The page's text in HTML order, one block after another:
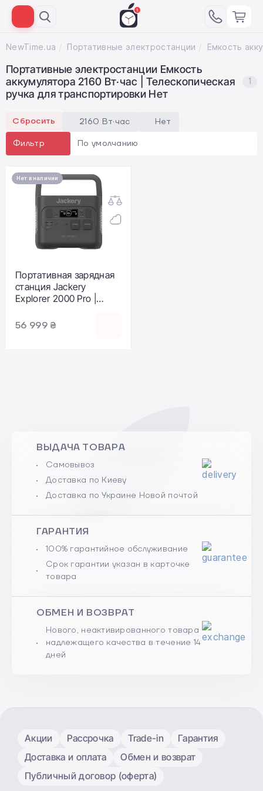
NewTime.ua Портативные электростанции
Портативные электростанции Емкость
аккумулятора 2160 Вт·час | Телескопическая
ручка для транспортировки Нет
1
Сбросить 2160 Вт·час Нет
Фильтр По умолчанию
Нет в наличии
Портативная зарядная
станция Jackery
Explorer 2000 Pro |
(PB930999)
56 999 ₴
ВЫДАЧА ТОВАРА
Самовывоз
Доставка по Киеву
Доставка по Украине Новой почтой
ГАРАНТИЯ
100% гарантийное обслуживание
Срок гарантии указан в карточке
товара
ОБМЕН И ВОЗВРАТ
Нового, неактивированного товара
надлежащего качества в течение 14
дней
Акции Рассрочка Trade-in
Гарантия
Доставка и оплата
Обмен и возврат
Публичный договор (оферта)